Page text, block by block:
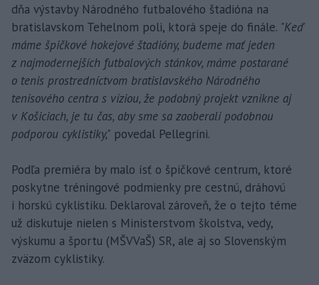
dňa výstavby Národného futbalového štadióna na
bratislavskom Tehelnom poli, ktorá speje do finále. "Keď
máme špičkové hokejové štadióny, budeme mať jeden
z najmodernejších futbalových stánkov, máme postarané
o tenis prostredníctvom bratislavského Národného
tenisového centra s víziou, že podobný projekt vznikne aj
v Košiciach, je tu čas, aby sme sa zaoberali podobnou
podporou cyklistiky," povedal Pellegrini.
Podľa premiéra by malo ísť o špičkové centrum, ktoré
poskytne tréningové podmienky pre cestnú, dráhovú
i horskú cyklistiku. Deklaroval zároveň, že o tejto téme
už diskutuje nielen s Ministerstvom školstva, vedy,
výskumu a športu (MŠVVaŠ) SR, ale aj so Slovenským
zväzom cyklistiky.